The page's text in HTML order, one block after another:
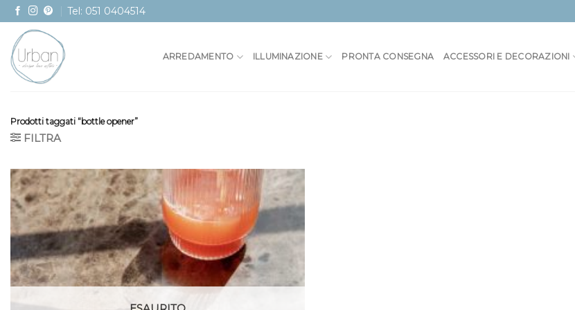
Skip
to
content
Tel: 051 0404514
ARREDAMENTO ILLUMINAZIONE PRONTA CONSEGNA ACCESSORI E DECORAZIONI
Prodotti taggati “bottle opener”
FILTRA